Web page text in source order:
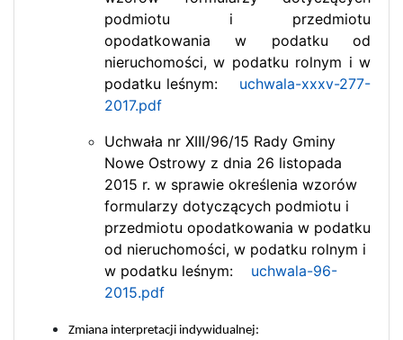
podmiotu i przedmiotu
opodatkowania w podatku od
nieruchomości, w podatku rolnym i w
podatku leśnym:
uchwala-xxxv-277-
2017.pdf
Uchwała nr XIII/96/15 Rady Gminy
Nowe Ostrowy z dnia 26 listopada
2015 r. w sprawie określenia wzorów
formularzy dotyczących podmiotu i
przedmiotu opodatkowania w podatku
od nieruchomości, w podatku rolnym i
w podatku leśnym:
uchwala-96-
2015.pdf
Zmiana interpretacji indywidualnej: